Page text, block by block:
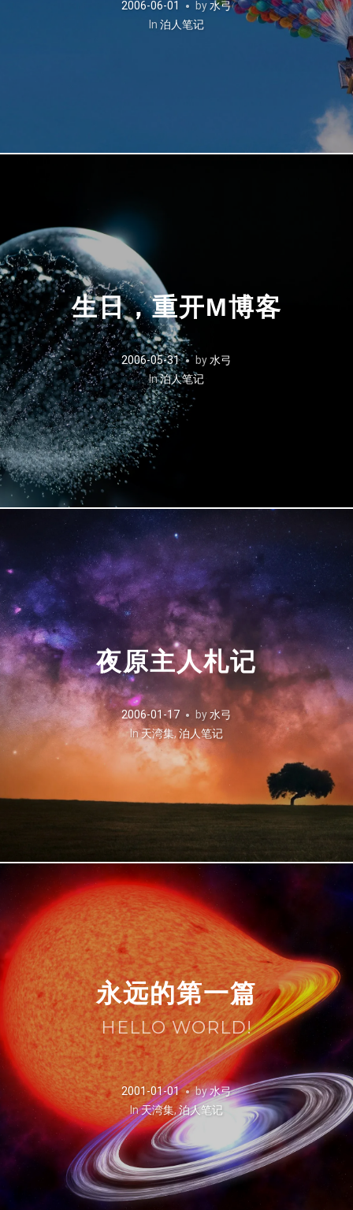
2006-06-01 by水弓
In 泊人笔记
生日，重开M博客
2006-05-31 by水弓
In泊人笔记
夜原主人札记
2006-01-17 by水弓
In天湾集,泊人笔记
永远的第一篇
HELLO WORLD!
2001-01-01 by水弓
In天湾集,泊人笔记